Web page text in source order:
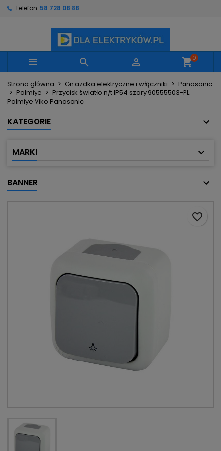
Telefon: 58 728 08 88
   shopping_cart0
Strona główna Gniazdka elektryczne i włączniki
Panasonic
Palmiye
Przycisk światło n/t IP54 szary 90555503-PL
Palmiye Viko Panasonic
KATEGORIE
MARKI
BANNER
favorite_border
Utwórz nową listę
Nazwa listy życzeń
Anuluj Utwórz listę życzeń
Musisz być zalogowany by zapisać produkty na
swojej liście życzeń.
Anuluj Zaloguj się